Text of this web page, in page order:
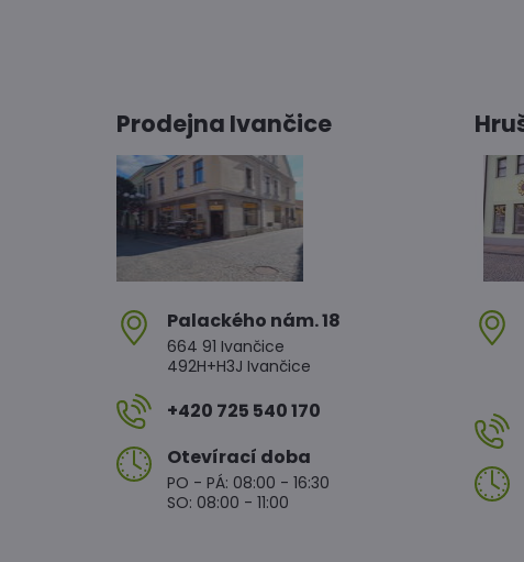
Prodejna Ivančice
Palackého nám​. 18
664 91 Ivančice
492H+H3J Ivančice
+420 725 540 170
Otevírací doba
PO - PÁ: 08:00 - 16:30
SO: 08:00 - 11:00